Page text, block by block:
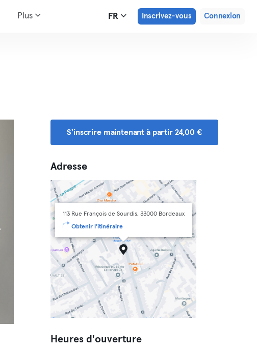
Plus FR Inscrivez-vous Connexion
S'inscrire maintenant à partir 24,00 €
Adresse
113 Rue François de Sourdis, 33000 Bordeaux
Obtenir l'itinéraire
Heures d'ouverture